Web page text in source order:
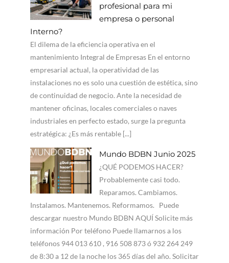
profesional para mi
empresa o personal
Interno?
El dilema de la eficiencia operativa en el
mantenimiento Integral de Empresas En el entorno
empresarial actual, la operatividad de las
instalaciones no es solo una cuestión de estética, sino
de continuidad de negocio. Ante la necesidad de
mantener oficinas, locales comerciales o naves
industriales en perfecto estado, surge la pregunta
estratégica: ¿Es más rentable [...]
Mundo BDBN Junio 2025
¿QUÉ PODEMOS HACER?
Probablemente casi todo.
Reparamos. Cambiamos.
Instalamos. Mantenemos. Reformamos. Puede
descargar nuestro Mundo BDBN AQUÍ Solicite más
información Por teléfono Puede llamarnos a los
teléfonos 944 013 610 , 916 508 873 ó 932 264 249
de 8:30 a 12 de la noche los 365 días del año. Solicitar